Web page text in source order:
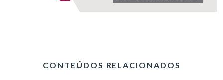
CONTEÚDOS RELACIONADOS